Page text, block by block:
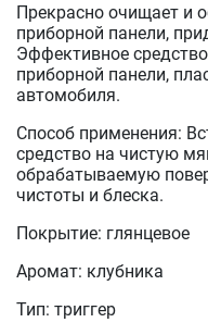
Прекрасно очищает и
приборной панели,
Эффективное
приборной панели,
автомобиля.
Способ применения:
средство на чистую
обрабатываемую
чистоты и блеска.
Покрытие: глянцевое
Аромат: клубника
Тип: триггер